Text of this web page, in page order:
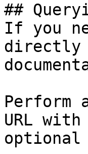
##
If you
directly
Perform
URL
optional